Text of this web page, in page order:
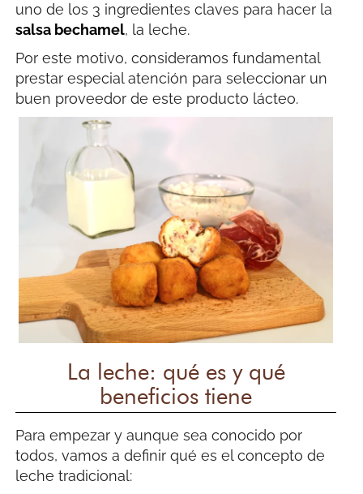
uno de los 3 ingredientes claves para hacer la
salsa bechamel, la leche.
Por este motivo, consideramos fundamental
prestar especial atención para seleccionar un
buen proveedor de este producto lácteo.
La leche: qué es y qué
beneficios tiene
Para empezar y aunque sea conocido por
todos, vamos a definir qué es el concepto de
leche tradicional: